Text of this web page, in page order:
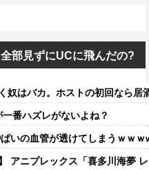
部見ずにUCに飛んだの?
カ。ホストの初回なら居酒屋より安く飲
番ハズレがないよね？
いの血管が透けてしまうｗｗ
レックス「喜多川海夢 レースクイーン